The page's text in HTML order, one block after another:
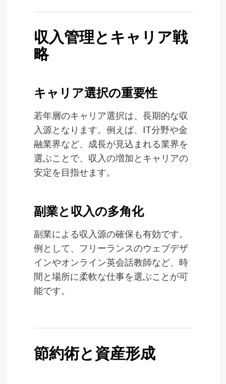
収入管理とキャリア戦
略
キャリア選択の重要性
若年層のキャリア選択は、長期的な収
入源となります。例えば、IT分野や金
融業界など、成長が見込まれる業界を
選ぶことで、収入の増加とキャリアの
安定を目指せます。
副業と収入の多角化
副業による収入源の確保も有効です。
例として、フリーランスのウェブデザ
インやオンライン英会話教師など、時
間と場所に柔軟な仕事を選ぶことが可
能です。
節約術と資産形成